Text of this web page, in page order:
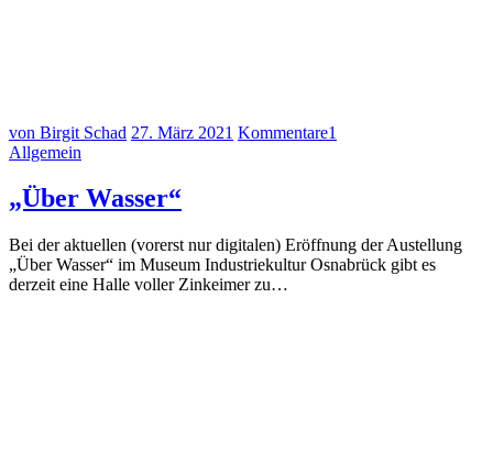
von Birgit Schad 27. März 2021 Kommentare1
Allgemein
„Über Wasser“
Bei der aktuellen (vorerst nur digitalen) Eröffnung der Austellung
„Über Wasser“ im Museum Industriekultur Osnabrück gibt es
derzeit eine Halle voller Zinkeimer zu…